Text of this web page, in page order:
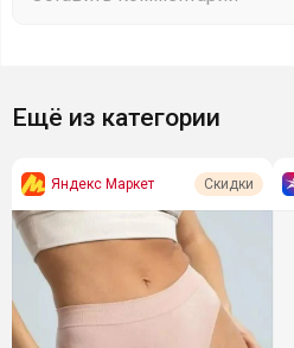
Ещё из категории
Яндекс Маркет Скидки